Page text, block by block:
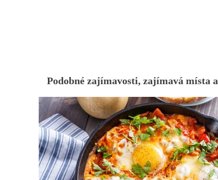
Podobné zajímavosti, zajímavá místa